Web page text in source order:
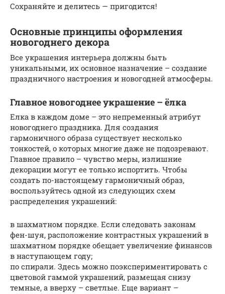
Сохраняйте и делитесь — пригодится!
Основные принципы оформления
новогоднего декора
Все украшения интерьера должны быть
уникальными, их основное назначение – создание
праздничного настроения и новогодней атмосферы.
Главное новогоднее украшение – ёлка
Елка в каждом доме – это непременный атрибут
новогоднего праздника. Для создания
гармоничного образа существует несколько
тонкостей, о которых многие даже не подозревают.
Главное правило – чувство меры, излишние
декорации могут ее только испортить. Чтобы
создать по-настоящему гармоничный образ,
воспользуйтесь одной из следующих схем
распределения украшений:
в шахматном порядке. Если следовать законам
фен-шуя, расположение контрастных украшений в
шахматном порядке обещает увеличение финансов
в наступающем году;
по спирали. Здесь можно поэкспериментировать с
цветовой гаммой украшений, размещая снизу
темные, а вверху – светлые. Еще вариант –